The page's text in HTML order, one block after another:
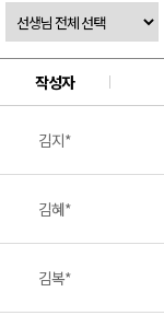
작성자
김지*
김혜*
김복*